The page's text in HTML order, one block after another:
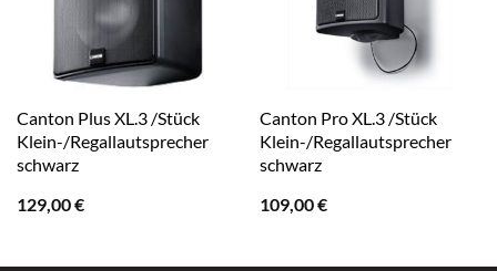
Canton Plus XL.3 /Stück
Klein-/Regallautsprecher
schwarz
129,00€
Canton Pro XL.3 /Stück
Klein-/Regallautsprecher
schwarz
109,00€